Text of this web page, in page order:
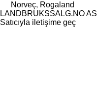
Norveç, Rogaland
LANDBRUKSSALG.NO AS
Satıcıyla iletişime geç